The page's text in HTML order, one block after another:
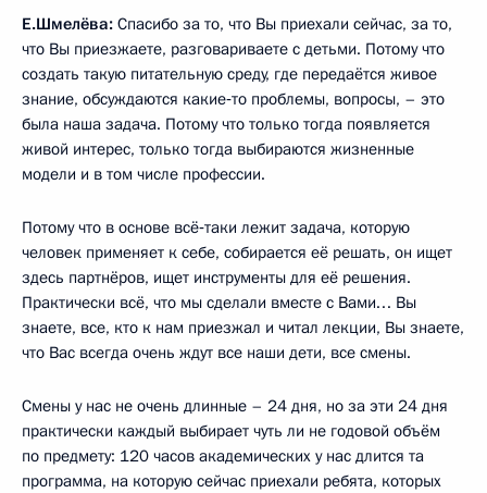
Е.Шмелёва: Спасибо за то, что Вы приехали сейчас, за то,
что Вы приезжаете, разговариваете с детьми. Потому что
создать такую питательную среду, где передаётся живое
знание, обсуждаются какие‑то проблемы, вопросы, – это
была наша задача. Потому что только тогда появляется
живой интерес, только тогда выбираются жизненные
модели и в том числе профессии.
Потому что в основе всё‑таки лежит задача, которую
человек применяет к себе, собирается её решать, он ищет
здесь партнёров, ищет инструменты для её решения.
Практически всё, что мы сделали вместе с Вами… Вы
знаете, все, кто к нам приезжал и читал лекции, Вы знаете,
что Вас всегда очень ждут все наши дети, все смены.
Смены у нас не очень длинные – 24 дня, но за эти 24 дня
практически каждый выбирает чуть ли не годовой объём
по предмету: 120 часов академических у нас длится та
программа, на которую сейчас приехали ребята, которых